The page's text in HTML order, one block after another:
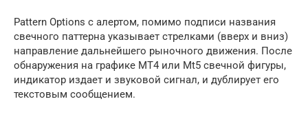
Pattern Options с алертом, помимо подписи названия
свечного паттерна указывает стрелками (вверх и вниз)
направление дальнейшего рыночного движения. После
обнаружения на графике МТ4 или Mt5 свечной фигуры,
индикатор издает и звуковой сигнал, и дублирует его
текстовым сообщением.